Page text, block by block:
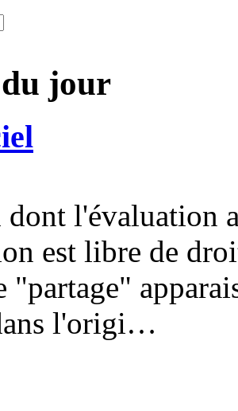
jour
l'évaluation
est libre de
"partage"
l'origi…